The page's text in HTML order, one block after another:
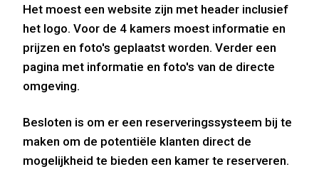
Het moest een website zijn met header inclusief
het logo. Voor de 4 kamers moest informatie en
prijzen en foto's geplaatst worden. Verder een
pagina met informatie en foto's van de directe
omgeving.
Besloten is om er een reserveringssysteem bij te
maken om de potentiële klanten direct de
mogelijkheid te bieden een kamer te reserveren.